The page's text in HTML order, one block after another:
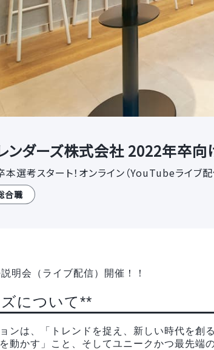
ンダーズ株式会社 2022年卒向
本選考スタート！オンライン（YouTubeライブ
合職
明会（ライブ配信）開催！！
について**
ンは、「トレンドを捉え、新しい時代を創
動かす」こと、そしてユニークかつ最先端